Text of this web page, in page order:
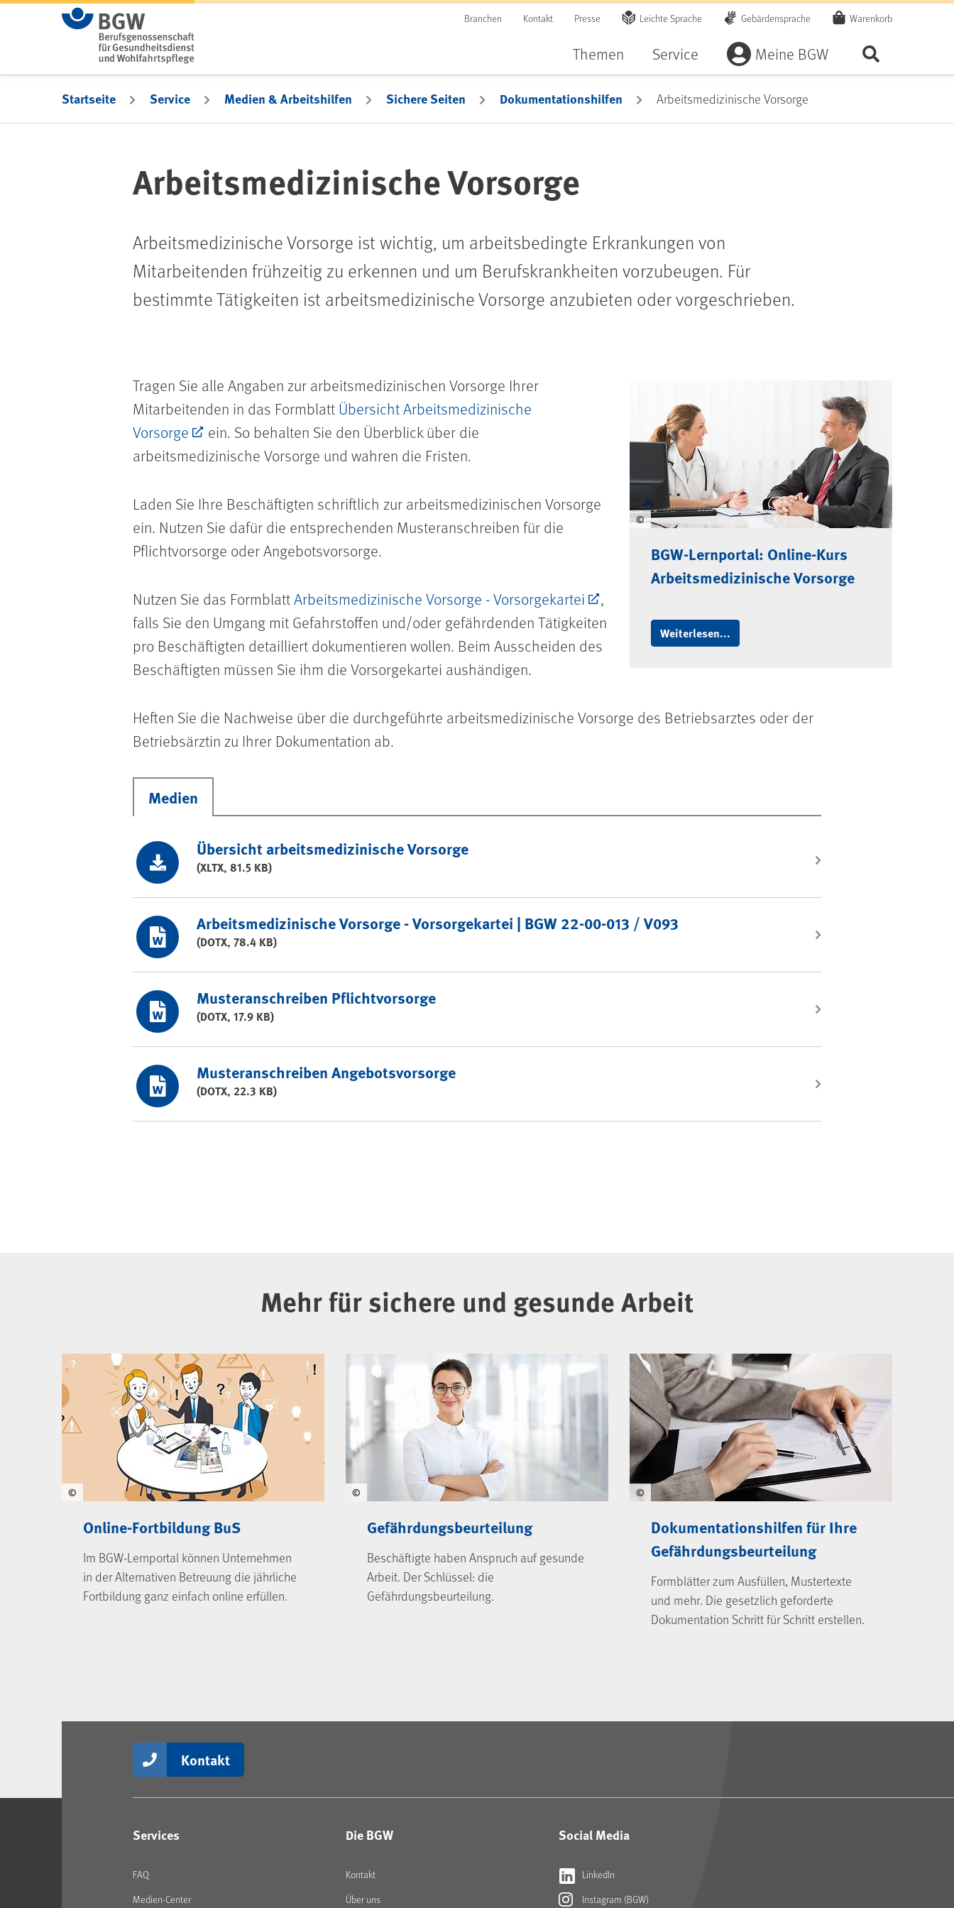
Zum Hauptinhalt springen Branchen Kontakt Presse Leichte Sprache Gebärdensprache Warenkorb
Themen Service Meine BGW
Startseite Service Medien & Arbeitshilfen Sichere Seiten Dokumentationshilfen Arbeitsmedizinische Vorsorge
Arbeitsmedizinische Vorsorge
Arbeitsmedizinische Vorsorge ist wichtig, um arbeitsbedingte Erkrankungen von
Mitarbeitenden frühzeitig zu erkennen und um Berufskrankheiten vorzubeugen. Für
bestimmte Tätigkeiten ist arbeitsmedizinische Vorsorge anzubieten oder vorgeschrieben.
©
BGW-Lernportal: Online-Kurs
Arbeitsmedizinische Vorsorge
Weiterlesen...
Tragen Sie alle Angaben zur arbeitsmedizinischen Vorsorge Ihrer
Mitarbeitenden in das Formblatt Übersicht Arbeitsmedizinische
Vorsorge
ein. So behalten Sie den Überblick über die
arbeitsmedizinische Vorsorge und wahren die Fristen.
Laden Sie Ihre Beschäftigten schriftlich zur arbeitsmedizinischen Vorsorge
ein. Nutzen Sie dafür die entsprechenden Musteranschreiben für die
Pflichtvorsorge oder Angebotsvorsorge.
Nutzen Sie das FormblattArbeitsmedizinische Vorsorge - Vorsorgekartei
,
falls Sie den Umgang mit Gefahrstoffen und/oder gefährdenden Tätigkeiten
pro Beschäftigten detailliert dokumentieren wollen. Beim Ausscheiden des
Beschäftigten müssen Sie ihm die Vorsorgekartei aushändigen.
Heften Sie die Nachweise über die durchgeführte arbeitsmedizinische Vorsorge des Betriebsarztes oder der
Betriebsärztin zu Ihrer Dokumentation ab.
Medien
Übersicht arbeitsmedizinische Vorsorge
(XLTX, 81.5 KB)
Arbeitsmedizinische Vorsorge - Vorsorgekartei | BGW 22-00-013 / V093
(DOTX, 78.4 KB)
Musteranschreiben Pflichtvorsorge
(DOTX, 17.9 KB)
Musteranschreiben Angebotsvorsorge
(DOTX, 22.3 KB)
Mehr für sichere und gesunde Arbeit
©
Online-Fortbildung BuS
Im BGW-Lernportal können Unternehmen
in der Alternativen Betreuung die jährliche
Fortbildung ganz einfach online erfüllen.
©
Gefährdungsbeurteilung
Beschäftigte haben Anspruch auf gesunde
Arbeit. Der Schlüssel: die
Gefährdungsbeurteilung.
©
Dokumentationshilfen für Ihre
Gefährdungsbeurteilung
Formblätter zum Ausfüllen, Mustertexte
und mehr. Die gesetzlich geforderte
Dokumentation Schritt für Schritt erstellen.
Kontakt
Services
FAQ
Medien-Center
Die BGW
Kontakt
Über uns
Social Media
LinkedIn
Instagram (BGW)